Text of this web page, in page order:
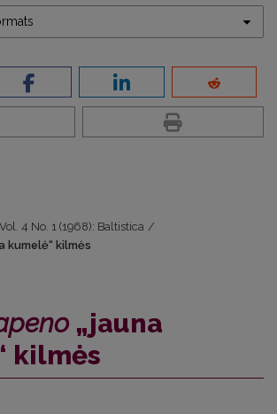
Vol. 4 No. 1 (1968): Baltistica /
kumelė“ kilmės
„jauna
kilmės